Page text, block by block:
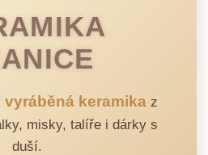
vyráběná keramika z
misky, talíře i dárky s
duší.